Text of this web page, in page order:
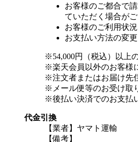
お客様のご都合で
ていただく場合がご
お客様のご利用状
お支払い方法の変
※54,000円（税込）以上
※楽天会員以外のお客様
※注文者またはお届け先
※メール便等のお受け取
※後払い決済でのお支払
代金引換
【業者】ヤマト運輸
【備考】